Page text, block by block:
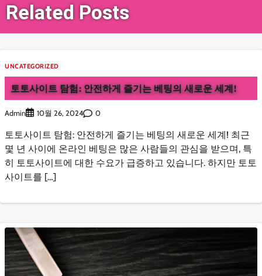
Related Posts
UNCATEGORIZED
토토사이트 탐험: 안전하게 즐기는 베팅의 새로운 세계!
Admin 10월 26, 2024 0
토토사이트 탐험: 안전하게 즐기는 베팅의 새로운 세계! 최근
몇 년 사이에 온라인 베팅은 많은 사람들의 관심을 받으며, 특
히 토토사이트에 대한 수요가 급증하고 있습니다. 하지만 토토
사이트를 […]